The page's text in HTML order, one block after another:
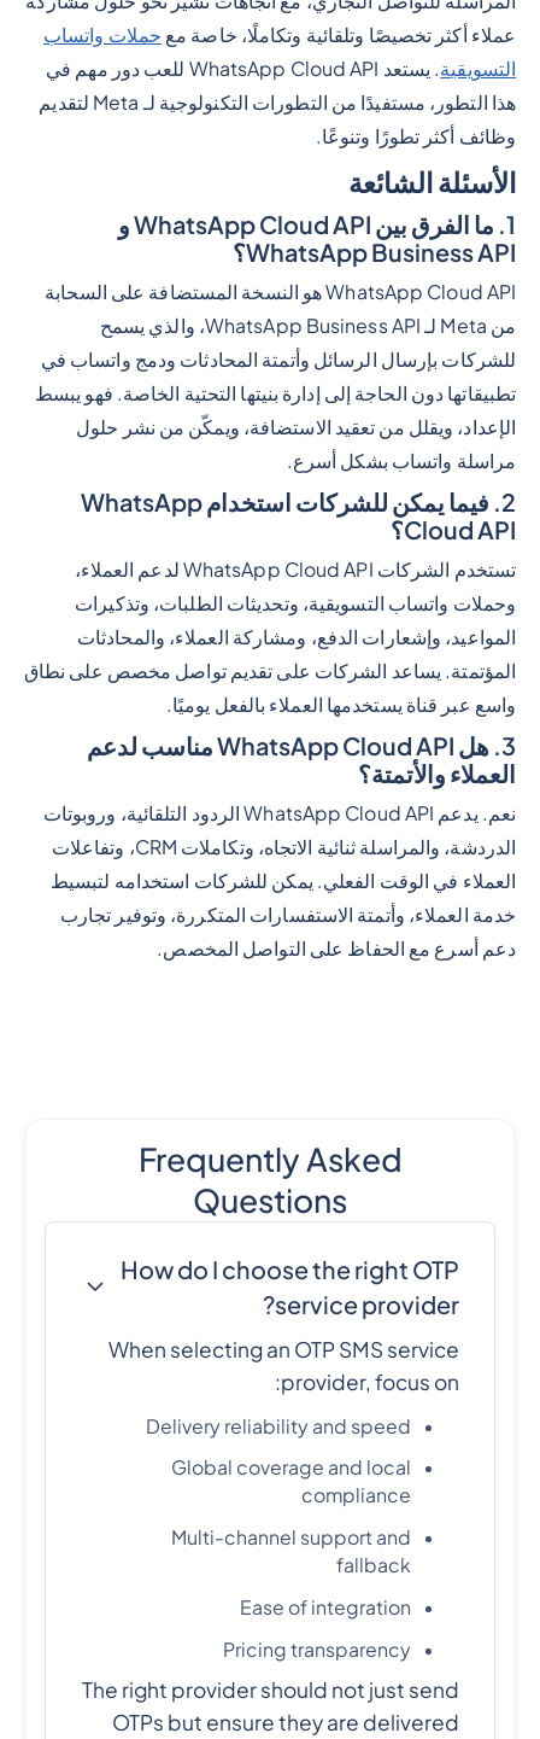
عملاء أكثر تخصيصًا وتلقائية وتكاملًا، خاصة مع حملات واتساب
التسويقية
. يستعد WhatsApp Cloud API للعب دور مهم في
هذا التطور، مستفيدًا من التطورات التكنولوجية لـ Meta لتقديم
وظائف أكثر تطورًا وتنوعًا.
الأسئلة الشائعة
1. ما الفرق بين WhatsApp Cloud API و
WhatsApp Business API؟
WhatsApp Cloud API هو النسخة المستضافة على السحابة
من Meta لـ WhatsApp Business API، والذي يسمح
للشركات بإرسال الرسائل وأتمتة المحادثات ودمج واتساب في
تطبيقاتها دون الحاجة إلى إدارة بنيتها التحتية الخاصة. فهو يبسط
الإعداد، ويقلل من تعقيد الاستضافة، ويمكّن من نشر حلول
مراسلة واتساب بشكل أسرع.
2. فيما يمكن للشركات استخدام WhatsApp
Cloud API؟
تستخدم الشركات WhatsApp Cloud API لدعم العملاء،
وحملات واتساب التسويقية، وتحديثات الطلبات، وتذكيرات
المواعيد، وإشعارات الدفع، ومشاركة العملاء، والمحادثات
المؤتمتة. يساعد الشركات على تقديم تواصل مخصص على نطاق
واسع عبر قناة يستخدمها العملاء بالفعل يوميًا.
3. هل WhatsApp Cloud API مناسب لدعم
العملاء والأتمتة؟
نعم. يدعم WhatsApp Cloud API الردود التلقائية، وروبوتات
الدردشة، والمراسلة ثنائية الاتجاه، وتكاملات CRM، وتفاعلات
العملاء في الوقت الفعلي. يمكن للشركات استخدامه لتبسيط
خدمة العملاء، وأتمتة الاستفسارات المتكررة، وتوفير تجارب
دعم أسرع مع الحفاظ على التواصل المخصص.
Frequently Asked
Questions
How do I choose the right OTP
service provider?
When selecting an OTP SMS service
provider, focus on:
Delivery reliability and speed
Global coverage and local
compliance
Multi-channel support and
fallback
Ease of integration
Pricing transparency
The right provider should not just send
OTPs but ensure they are delivered